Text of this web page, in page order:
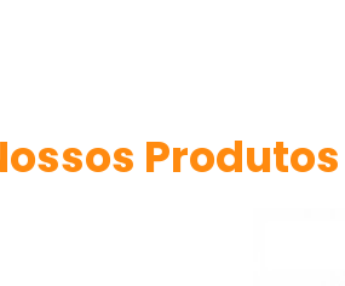
Produtos